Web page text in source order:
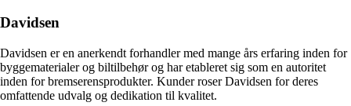
Davidsen
Davidsen er en anerkendt forhandler med mange års erfaring inden for
byggematerialer og biltilbehør og har etableret sig som en autoritet
inden for bremserensprodukter. Kunder roser Davidsen for deres
omfattende udvalg og dedikation til kvalitet.